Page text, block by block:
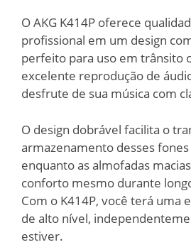
O AKG K414P oferece
profissional em um design
perfeito para uso em trânsito
excelente reprodução de
desfrute de sua música com
O design dobrável facilita o
armazenamento desses
enquanto as almofadas
conforto mesmo durante
Com o K414P, você terá uma
de alto nível,
estiver.